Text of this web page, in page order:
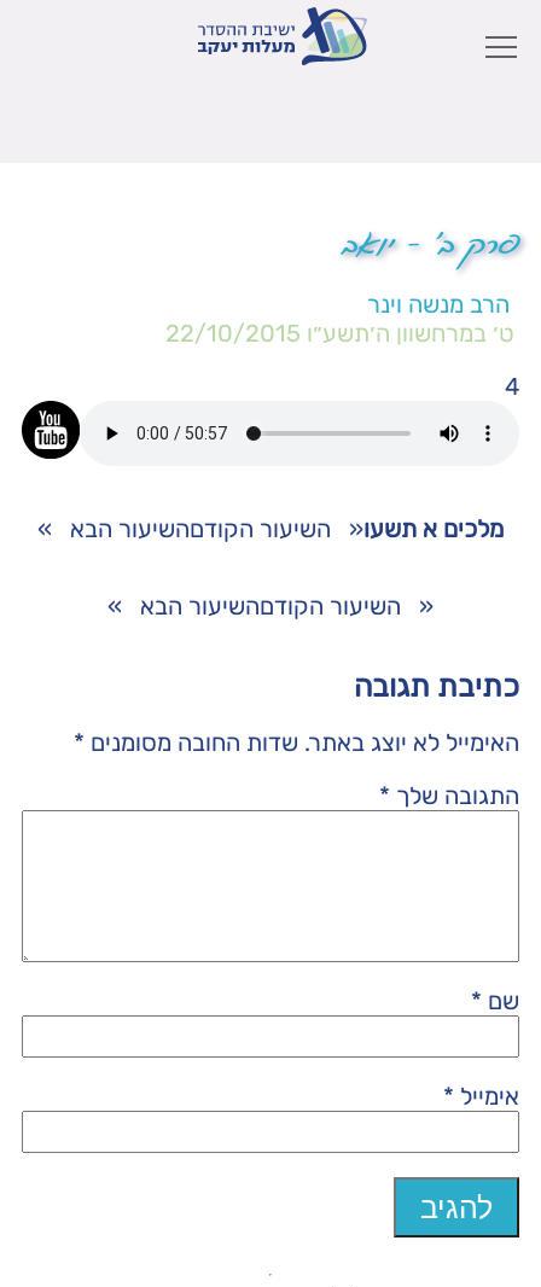
פרק ב' – יואב
הרב מנשה וינר
ט׳ במרחשוון ה׳תשע״ו 22/10/2015
4
מלכים א תשעו« השיעור הקודםהשיעור הבא »
« השיעור הקודםהשיעור הבא »
כתיבת תגובה
האימייל לא יוצג באתר. שדות החובה מסומנים *
התגובה שלך *
שם *
אימייל *